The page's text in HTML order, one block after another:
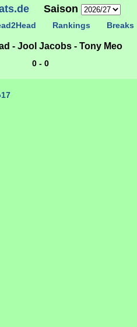
Saison
Rankings Breaks
- Jool Jacobs - Tony Meo
0 - 0